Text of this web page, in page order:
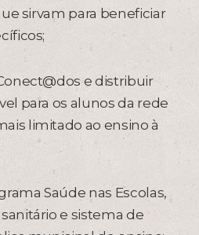
sirvam para beneficiar
e distribuir
para os alunos da rede
limitado ao ensino à
Saúde nas Escolas,
e sistema de